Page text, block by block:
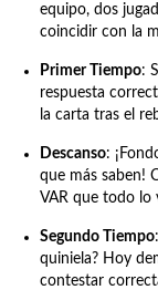
equipo, dos
coincidir con la
Primer Tiempo:
respuesta
la carta tras el
Descanso:
que más saben!
VAR que todo lo
Segundo Tiempo
quiniela? Hoy
contestar